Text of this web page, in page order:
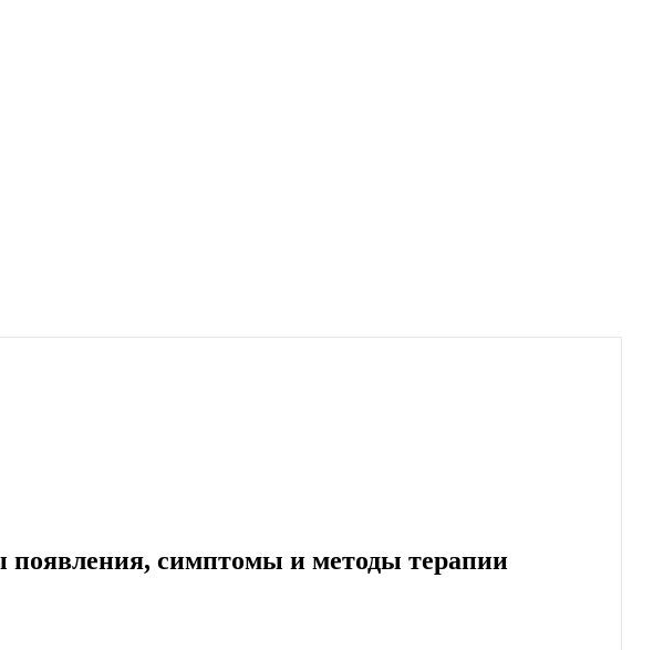
симптомы и методы терапии